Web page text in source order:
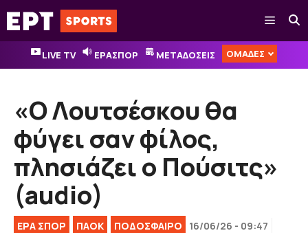
Μετάβαση
σε
περιεχόμενο
Μενού
LIVE TV ΕΡΑΣΠΟΡ ΜΕΤΑΔΟΣΕΙΣ ΟΜΑΔΕΣ
«Ο Λουτσέσκου θα
φύγει σαν φίλος,
πλησιάζει ο Πούσιτς»
(audio)
ΕΡΑ ΣΠΟΡ ΠΑΟΚ ΠΟΔΟΣΦΑΙΡΟ 16/06/26 - 09:47